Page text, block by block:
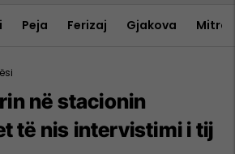
Peja Ferizaj Gjakova
në stacionin
të nis intervistimi i tij